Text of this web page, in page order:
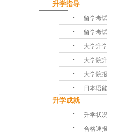
升学指导
･ 留学考试对策
･ 留学考试问答
･ 大学升学指导
･ 大学院升学课程
･ 大学院报考指南
･ 日本语能力考试
升学成就
･ 升学状况
･ 合格速报